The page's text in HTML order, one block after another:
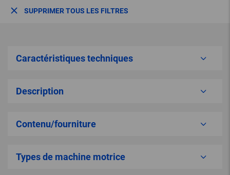
SUPPRIMER TOUS LES FILTRES
Caractéristiques techniques
Description
Contenu/fourniture
Types de machine motrice